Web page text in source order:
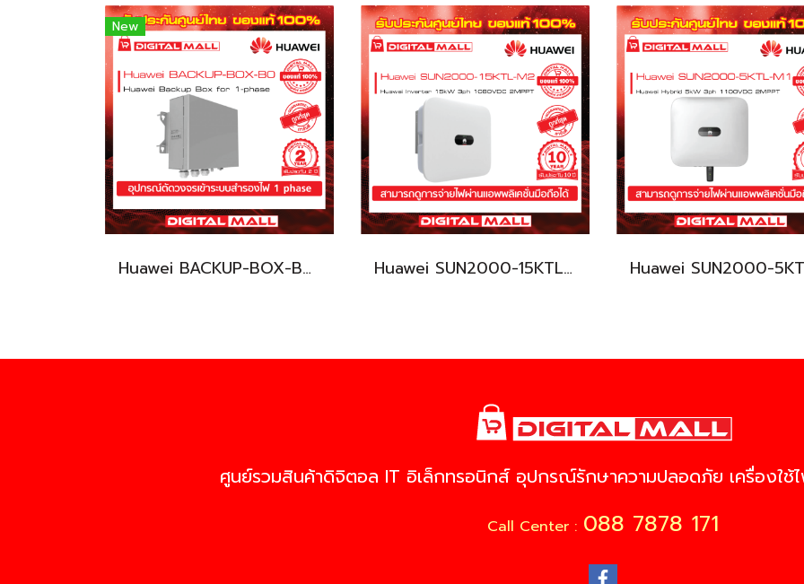
New
Huawei BACKUP-BOX-B0 เครื่องแปลงแรงดันไฟฟ้า (Inverter) Huawei SUN2000-15KTL-M2 เครื่องแปลงแรงดันไฟฟ้า (Inverter)
ศูนย์รวมสินค้าดิจิตอล IT อิเล็กทรอนิกส์ อุปกรณ์รักษาความปลอดภัย เครื่องใช้
Call Center : 088 7878 171